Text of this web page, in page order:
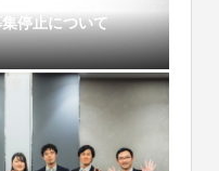
停止について